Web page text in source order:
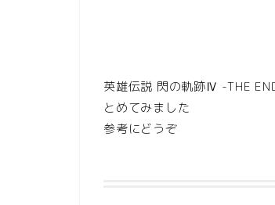
英雄伝説 閃の軌跡Ⅳ -THE
とめてみました
参考にどうぞ